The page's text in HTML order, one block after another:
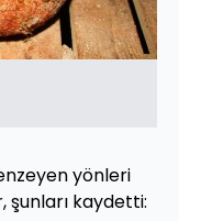
yönleri
şunları kaydetti: